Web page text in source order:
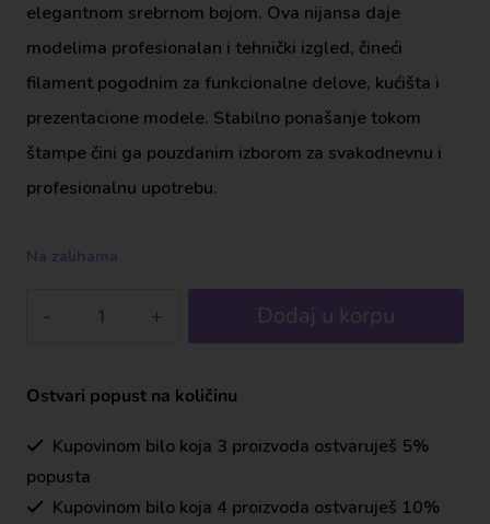
elegantnom srebrnom bojom. Ova nijansa daje
modelima profesionalan i tehnički izgled, čineći
filament pogodnim za funkcionalne delove, kućišta i
prezentacione modele. Stabilno ponašanje tokom
štampe čini ga pouzdanim izborom za svakodnevnu i
profesionalnu upotrebu.
Na zalihama
Dodaj u korpu
Ostvari popust na količinu
Kupovinom bilo koja 3 proizvoda ostvaruješ 5%
popusta
Kupovinom bilo koja 4 proizvoda ostvaruješ 10%